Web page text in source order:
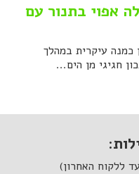
אפוי בתנור עם
עיקרית במהלך
חגיגי מן הים...